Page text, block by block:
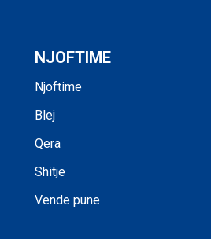
NJOFTIME
Njoftime
Blej
Qera
Shitje
Vende pune